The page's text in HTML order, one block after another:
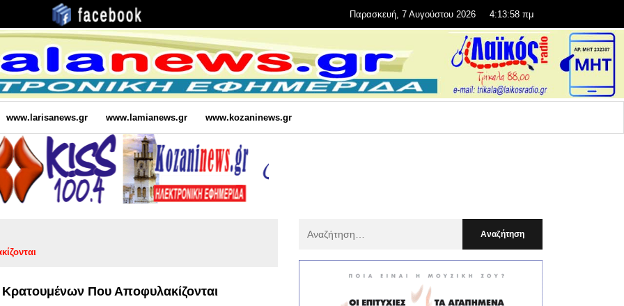
Παρασκευή, 7 Αυγούστου 2026 4:13:59 πμ
www.larisanews.gr www.lamianews.gr www.kozaninews.gr
Που Αποφυλακίζονται
: